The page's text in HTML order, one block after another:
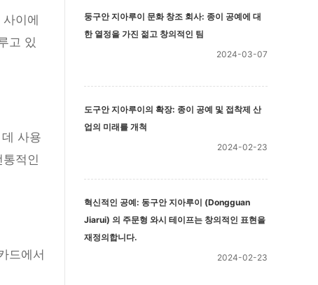
이에
고 있
사용
적인
드에서
둥구안 지아루이 문화 창조 회사: 종이 공예에 대
한 열정을 가진 젊고 창의적인 팀
2024-03-07
도구안 지아루이의 확장: 종이 공예 및 접착제 산
업의 미래를 개척
2024-02-23
혁신적인 공예: 동구안 지아루이 (Dongguan
Jiarui) 의 주문형 와시 테이프는 창의적인 표현을
재정의합니다.
2024-02-23